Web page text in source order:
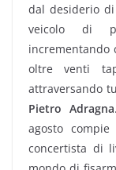
dal desiderio
veicolo di
incrementando
oltre venti
attraversando
Pietro Adragna
agosto
concertista di